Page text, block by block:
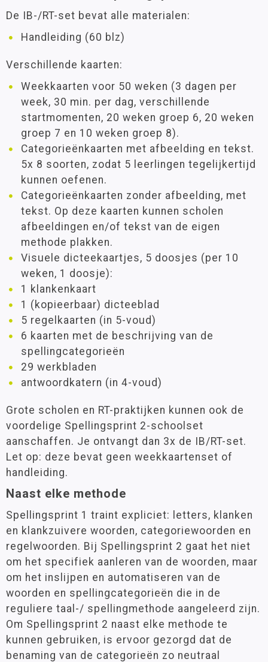
De IB-/RT-set bevat alle materialen:
Handleiding (60 blz)
Verschillende kaarten:
Weekkaarten voor 50 weken (3 dagen per
week, 30 min. per dag, verschillende
startmomenten, 20 weken groep 6, 20 weken
groep 7 en 10 weken groep 8).
Categorieënkaarten met afbeelding en tekst.
5x 8 soorten, zodat 5 leerlingen tegelijkertijd
kunnen oefenen.
Categorieënkaarten zonder afbeelding, met
tekst. Op deze kaarten kunnen scholen
afbeeldingen en/of tekst van de eigen
methode plakken.
Visuele dicteekaartjes, 5 doosjes (per 10
weken, 1 doosje):
1 klankenkaart
1 (kopieerbaar) dicteeblad
5 regelkaarten (in 5-voud)
6 kaarten met de beschrijving van de
spellingcategorieën
29 werkbladen
antwoordkatern (in 4-voud)
Grote scholen en RT-praktijken kunnen ook de
voordelige Spellingsprint 2-schoolset
aanschaffen. Je ontvangt dan 3x de IB/RT-set.
Let op: deze bevat geen weekkaartenset of
handleiding.
Naast elke methode
Spellingsprint 1 traint expliciet: letters, klanken
en klankzuivere woorden, categoriewoorden en
regelwoorden. Bij Spellingsprint 2 gaat het niet
om het specifiek aanleren van de woorden, maar
om het inslijpen en automatiseren van de
woorden en spellingcategorieën die in de
reguliere taal-/ spellingmethode aangeleerd zijn.
Om Spellingsprint 2 naast elke methode te
kunnen gebruiken, is ervoor gezorgd dat de
benaming van de categorieën zo neutraal